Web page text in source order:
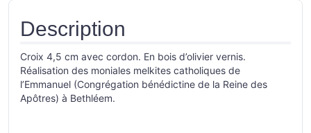
Description
Croix 4,5 cm avec cordon. En bois d’olivier vernis.
Réalisation des moniales melkites catholiques de
l’Emmanuel (Congrégation bénédictine de la Reine des
Apôtres) à Bethléem.